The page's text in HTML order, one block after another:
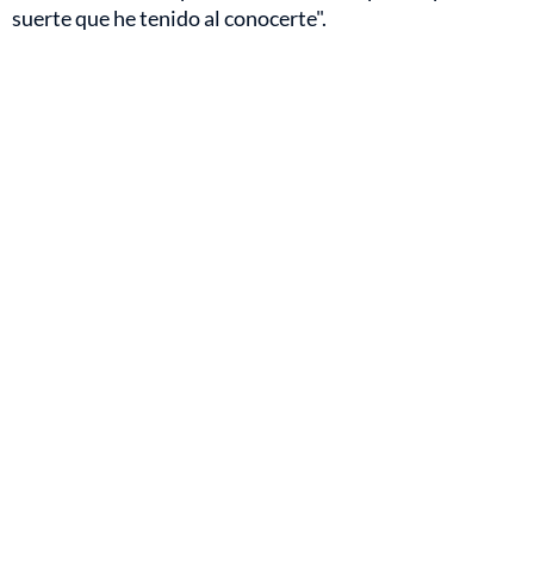
suerte que he tenido al conocerte".